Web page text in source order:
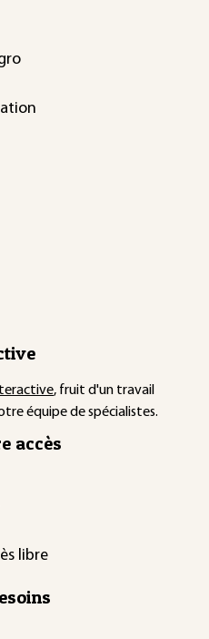
, fruit d'un travail
équipe de spécialistes.
accès
libre